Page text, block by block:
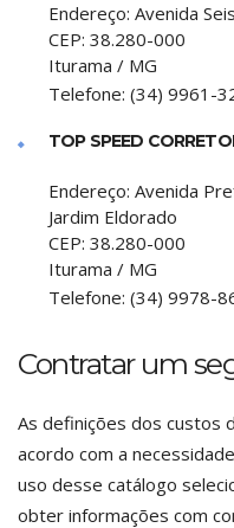
Endereço: Avenida
CEP: 38.280-000
Iturama / MG
Telefone: (34) 9961-
TOP SPEED
Endereço: Avenida
Jardim Eldorado
CEP: 38.280-000
Iturama / MG
Telefone: (34) 9978-
Contratar um
As definições dos custos
acordo com a
uso desse catálogo
obter informações com